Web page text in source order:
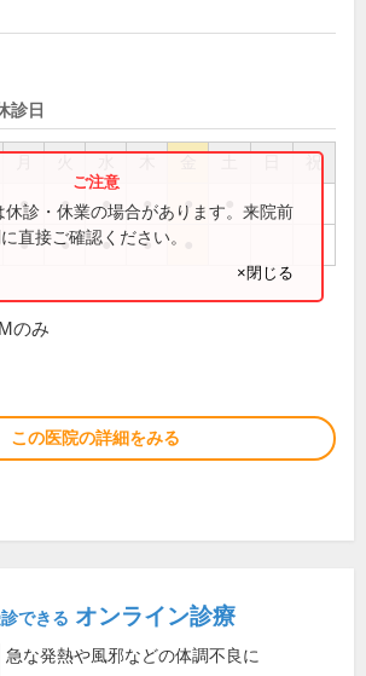
診日
祝
● ● ● ● ●
● ● ● ●
休診・休業の場合があります。来院前
直接ご確認ください。
×閉じる
のみ
この医院の詳細をみる
できる オンライン診療
急な発熱や風邪などの体調不良に